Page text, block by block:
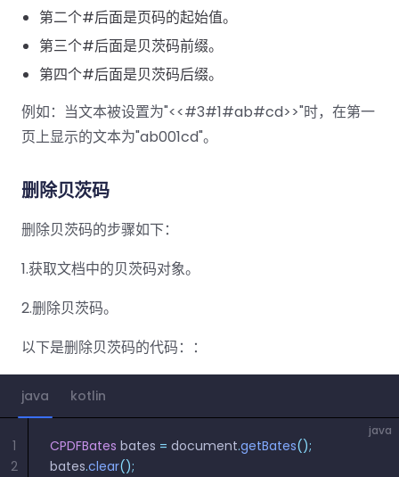
第二个#后面是页码的起始值。
第三个#后面是贝茨码前缀。
第四个#后面是贝茨码后缀。
例如：当文本被设置为"<<#3#1#ab#cd>>"时，在第一
页上显示的文本为"ab001cd"。
删除贝茨码
删除贝茨码的步骤如下：
1.获取文档中的贝茨码对象。
2.删除贝茨码。
以下是删除贝茨码的代码：：
java kotlin
java
CPDFBates bates = document.getBates();
bates.clear();
1
2